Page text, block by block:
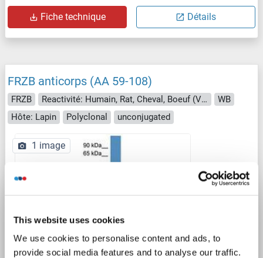
This website uses cookies
We use cookies to personalise content and ads, to
provide social media features and to analyse our traffic.
Fiche technique Détails
FRZB anticorps (AA 59-108)
FRZB Reactivité: Humain, Rat, Cheval, Boeuf (Vache), Cobaye, Lapin, Roussette (Chauve-souris), Singe, Porc, Xenopus laevis
WB
Hôte: Lapin
Polyclonal unconjugated
1 image